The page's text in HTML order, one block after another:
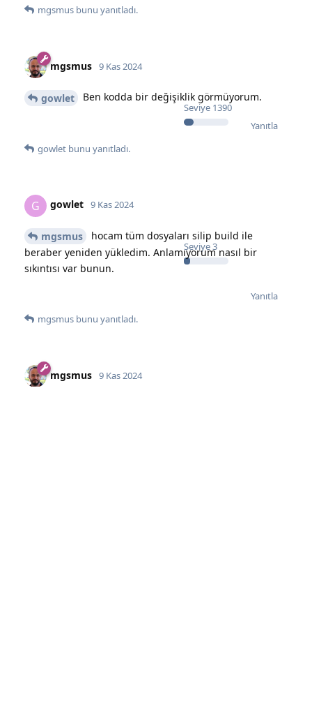
mgsmus bunu yanıtladı.
mgsmus
Seviye 1390
9 Kas 2024
gowlet Ben kodda bir değişiklik görmüyorum.
Yanıtla
gowlet bunu yanıtladı.
G gowlet
Seviye3
9 Kas 2024
mgsmus
hocam tüm dosyaları silip build ile
beraber yeniden yükledim. Anlamıyorum nasıl bir
sıkıntısı var bunun.
Yanıtla
mgsmus bunu yanıtladı.
mgsmus 9 Kas 2024